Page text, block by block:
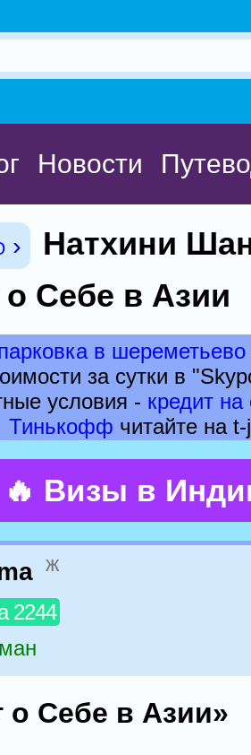
Новости
›
Натхини
Себе в Азии
в шереметьево
за сутки в
условия - кредит
Тинькофф читайте на
🔥 Визы в
ж
2244
о Себе в Азии»